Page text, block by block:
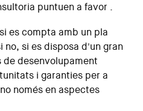
puntuen a favor .
es compta amb un pla
si es disposa d'un gran
de desenvolupament
i garanties per a
només en aspectes